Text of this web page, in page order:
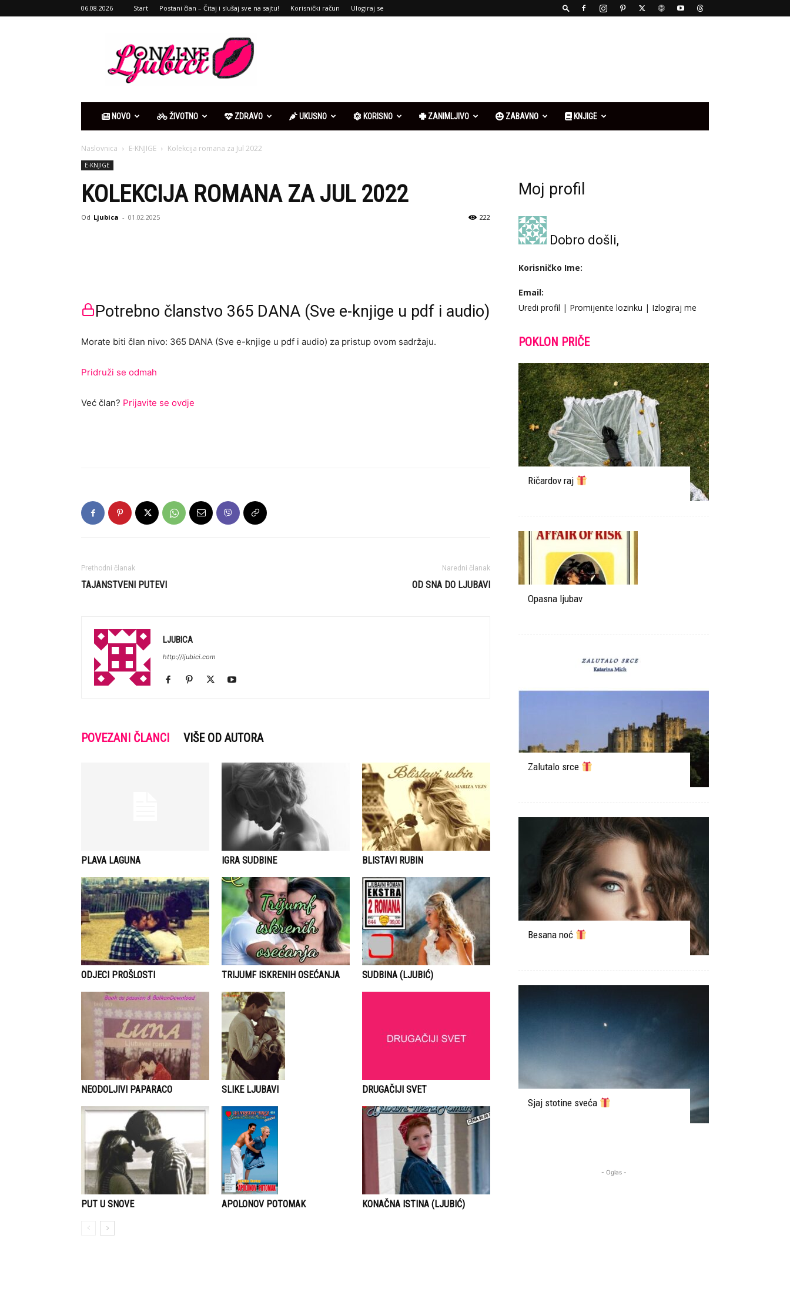
06.08.2026 Start Postani član – Čitaj i slušaj sve na sajtu! Korisnički račun Ulogiraj se
online
NOVO ŽIVOTNO ZDRAVO UKUSNO KORISNO ZANIMLJIVO ZABAVNO KNJIGE
Naslovnica E-KNJIGE Kolekcija romana za Jul 2022
E-KNJIGE
KOLEKCIJA ROMANA ZA JUL 2022
Od Ljubica - 01.02.2025 222
Potrebno članstvo 365 DANA (Sve e-knjige u pdf i audio)
Morate biti član nivo: 365 DANA (Sve e-knjige u pdf i audio) za pristup ovom sadržaju.
Pridruži se odmah
Već član? Prijavite se ovdje
Prethodni članak
TAJANSTVENI PUTEVI
Naredni članak
OD SNA DO LJUBAVI
LJUBICA
http://ljubici.com
POVEZANI ČLANCI VIŠE OD AUTORA
PLAVA LAGUNA IGRA SUDBINE BLISTAVI RUBIN
ODJECI PROŠLOSTI TRIJUMF ISKRENIH OSEĆANJA SUDBINA (LJUBIĆ)
NEODOLJIVI PAPARACO SLIKE LJUBAVI DRUGAČIJI SVET
PUT U SNOVE APOLONOV POTOMAK KONAČNA ISTINA (LJUBIĆ)
Moj profil
Dobro došli,
Korisničko Ime:
Email:
Uredi profil | Promijenite lozinku | Izlogiraj me
POKLON PRIČE
Ričardov raj
Opasna ljubav
Zalutalo srce
Besana noć
Sjaj stotine sveća
- Oglas -